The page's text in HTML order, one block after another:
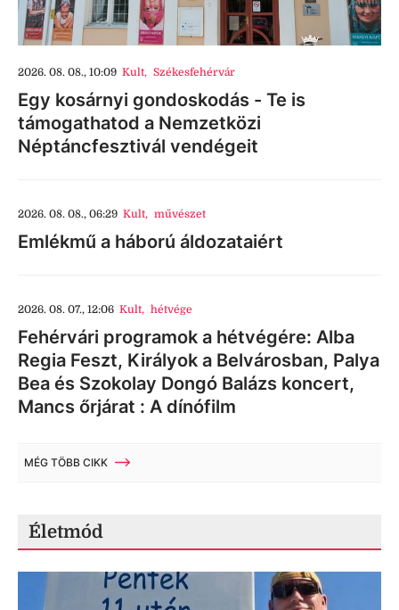
2026. 08. 08., 10:09 Kult, Székesfehérvár
Egy kosárnyi gondoskodás - Te is
támogathatod a Nemzetközi
Néptáncfesztivál vendégeit
2026. 08. 08., 06:29 Kult, művészet
Emlékmű a háború áldozataiért
2026. 08. 07., 12:06 Kult, hétvége
Fehérvári programok a hétvégére: Alba
Regia Feszt, Királyok a Belvárosban, Palya
Bea és Szokolay Dongó Balázs koncert,
Mancs őrjárat : A dínófilm
MÉG TÖBB CIKK
Életmód